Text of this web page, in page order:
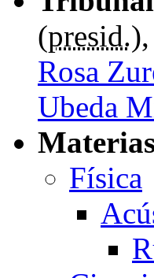
(presid.),
Rosa
Ubeda
Física